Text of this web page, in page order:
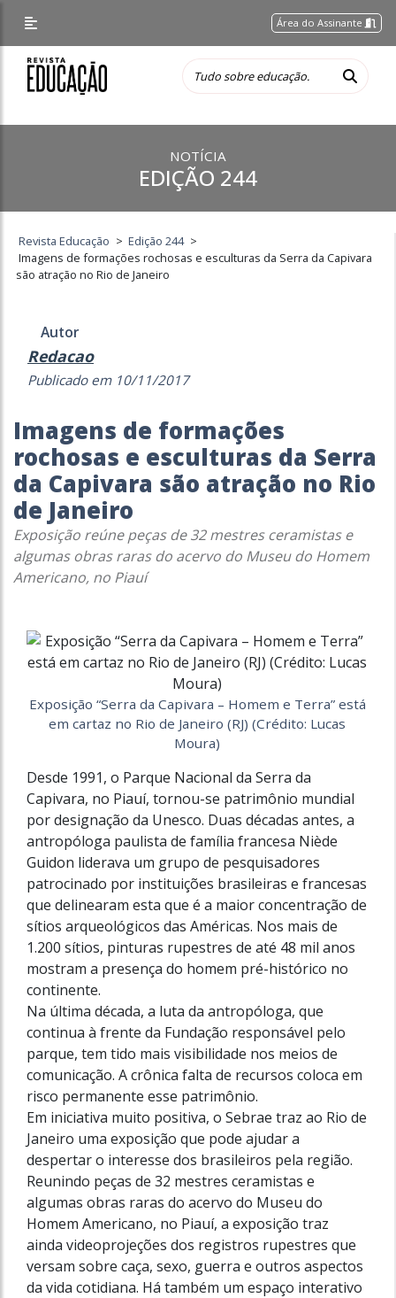
Área do Assinante
NOTÍCIA
EDIÇÃO 244
Revista Educação > Edição 244 >
Imagens de formações rochosas e esculturas da Serra da Capivara
são atração no Rio de Janeiro
Autor
Redacao
Publicado em 10/11/2017
Imagens de formações
rochosas e esculturas da Serra
da Capivara são atração no Rio
de Janeiro
Exposição reúne peças de 32 mestres ceramistas e
algumas obras raras do acervo do Museu do Homem
Americano, no Piauí
Exposição “Serra da Capivara – Homem e Terra” está
em cartaz no Rio de Janeiro (RJ) (Crédito: Lucas
Moura)
Desde 1991, o Parque Nacional da Serra da
Capivara, no Piauí, tornou-se patrimônio mundial
por designação da Unesco. Duas décadas antes, a
antropóloga paulista de família francesa Niède
Guidon liderava um grupo de pesquisadores
patrocinado por instituições brasileiras e francesas
que delinearam esta que é a maior concentração de
sítios arqueológicos das Américas. Nos mais de
1.200 sítios, pinturas rupestres de até 48 mil anos
mostram a presença do homem pré-histórico no
continente.
Na última década, a luta da antropóloga, que
continua à frente da Fundação responsável pelo
parque, tem tido mais visibilidade nos meios de
comunicação. A crônica falta de recursos coloca em
risco permanente esse patrimônio.
Em iniciativa muito positiva, o Sebrae traz ao Rio de
Janeiro uma exposição que pode ajudar a
despertar o interesse dos brasileiros pela região.
Reunindo peças de 32 mestres ceramistas e
algumas obras raras do acervo do Museu do
Homem Americano, no Piauí, a exposição traz
ainda videoprojeções dos registros rupestres que
versam sobre caça, sexo, guerra e outros aspectos
da vida cotidiana. Há também um espaço interativo